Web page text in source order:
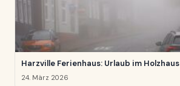
Harzville Ferienhaus: Urlaub im
24. März 2026